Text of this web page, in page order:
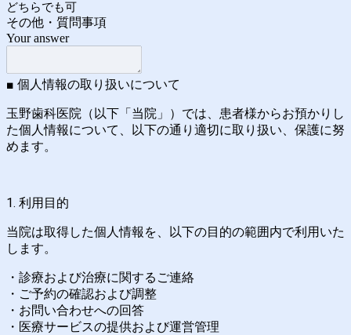
どちらでも可
その他・質問事項
Your answer
■ 個人情報の取り扱いについて
玉野歯科医院（以下「当院」）では、患者様からお預かりし
た個人情報について、以下の通り適切に取り扱い、保護に努
めます。
1. 利用目的
当院は取得した個人情報を、以下の目的の範囲内で利用いた
します。
・診療および治療に関するご連絡
・ ご予約の確認および調整
・ お問い合わせへの回答
・ 医療サービスの提供および運営管理